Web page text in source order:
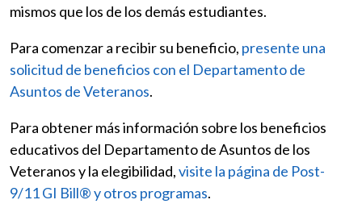
mismos que los de los demás estudiantes.
Para comenzar a recibir su beneficio, presente una
solicitud de beneficios con el Departamento de
Asuntos de Veteranos.
Para obtener más información sobre los beneficios
educativos del Departamento de Asuntos de los
Veteranos y la elegibilidad,visite la página de Post-
9/11 GI Bill® y otros programas.